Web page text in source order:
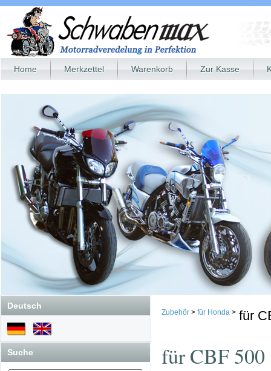
Home Merkzettel Warenkorb Zur Kasse
Deutsch
Suche
Zubehör > für Honda > für
für CBF 500